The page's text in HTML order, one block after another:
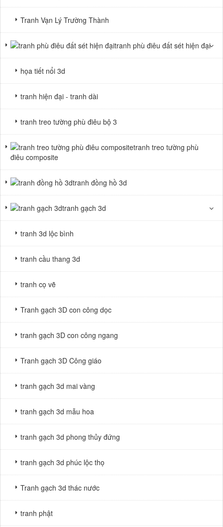
Tranh Vạn Lý Trường Thành
tranh phù điêu đất sét hiện đại
họa tiết nổi 3d
tranh hiện đại - tranh dài
tranh treo tường phù điêu bộ 3
tranh treo tường phù
điêu composite
tranh đồng hồ 3d
tranh gạch 3d
tranh 3d lộc bình
tranh cầu thang 3d
tranh cọ vẽ
Tranh gạch 3D con công dọc
tranh gạch 3D con công ngang
Tranh gạch 3D Công giáo
tranh gạch 3d mai vàng
tranh gạch 3d mẫu hoa
tranh gạch 3d phong thủy đứng
tranh gạch 3d phúc lộc thọ
Tranh gạch 3d thác nước
tranh phật